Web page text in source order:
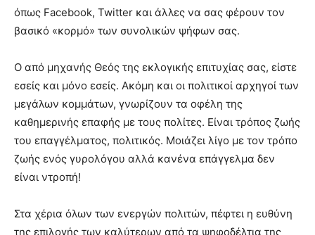
όπως Facebook, Twitter και άλλες να σας φέρουν τον
βασικό «κορμό» των συνολικών ψήφων σας.
Ο από μηχανής Θεός της εκλογικής επιτυχίας σας, είστε
εσείς και μόνο εσείς. Ακόμη και οι πολιτικοί αρχηγοί των
μεγάλων κομμάτων, γνωρίζουν τα οφέλη της
καθημερινής επαφής με τους πολίτες. Είναι τρόπος ζωής
του επαγγέλματος, πολιτικός. Μοιάζει λίγο με τον τρόπο
ζωής ενός γυρολόγου αλλά κανένα επάγγελμα δεν
είναι ντροπή!
Στα χέρια όλων των ενεργών πολιτών, πέφτει η ευθύνη
της επιλογής των καλύτερων από τα ψηφοδέλτια της